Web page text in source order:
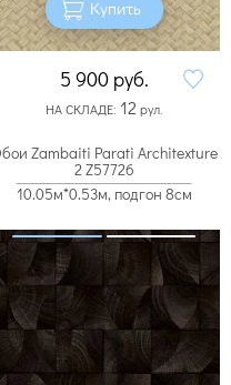
Купить
5 900 руб.
НА СКЛАДЕ: 12 рул.
Zambaiti Parati Architexture
2 Z57726
10.05м*0.53м, подгон 8см